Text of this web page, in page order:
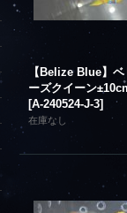
【Belize Blue】ベ
ーズクイーン
[A-240524-J-3]
在庫なし